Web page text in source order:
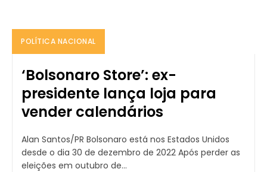
POLÍTICA NACIONAL
‘Bolsonaro Store’: ex-
presidente lança loja para
vender calendários
Alan Santos/PR Bolsonaro está nos Estados Unidos
desde o dia 30 de dezembro de 2022 Após perder as
eleições em outubro de...